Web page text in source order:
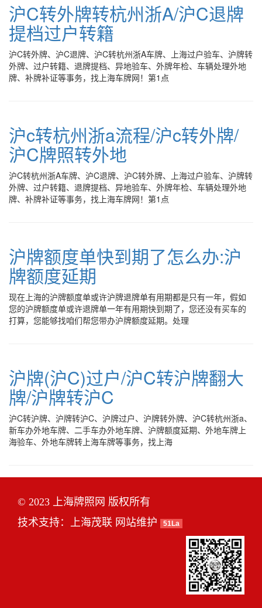
沪C转外牌转杭州浙A/沪C退牌
提档过户转籍
沪C转外牌、沪C退牌、沪C转杭州浙A车牌、上海过户验车、沪牌转
外牌、过户转籍、退牌提档、异地验车、外牌年检、车辆处理外地
牌、补牌补证等事务，找上海车牌网！第1点
沪c转杭州浙a流程/沪c转外牌/
沪C牌照转外地
沪C转杭州浙A车牌、沪C退牌、沪C转外牌、上海过户验车、沪牌转
外牌、过户转籍、退牌提档、异地验车、外牌年检、车辆处理外地
牌、补牌补证等事务，找上海车牌网！第1点
沪牌额度单快到期了怎么办:沪
牌额度延期
现在上海的沪牌额度单或许沪牌退牌单有用期都是只有一年，假如
您的沪牌额度单或许退牌单一年有用期快到期了，您还没有买车的
打算，您能够找咱们帮您带办沪牌额度延期。处理
沪牌(沪C)过户/沪C转沪牌翻大
牌/沪牌转沪C
沪C转沪牌、沪牌转沪C、沪牌过户、沪牌转外牌、沪C转杭州浙a、
新车办外地车牌、二手车办外地车牌、沪牌额度延期、外地车牌上
海验车、外地车牌转上海车牌等事务，找上海
© 2023 上海牌照网 版权所有
技术支持： 上海茂联 网站维护 51La